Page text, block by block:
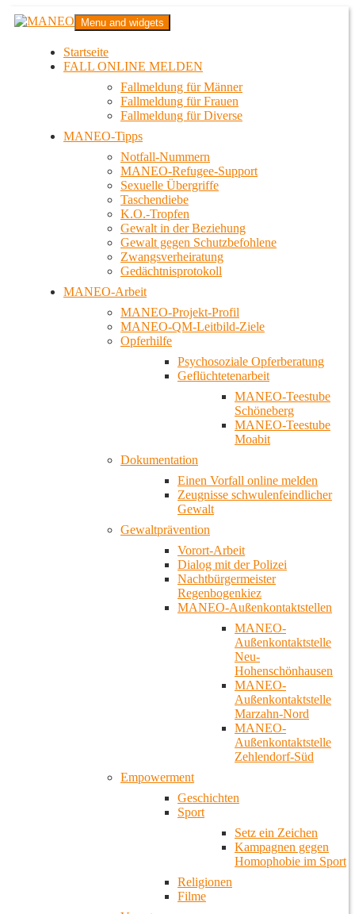
Zum
InhaltMANEO
Das schwule Anti-Gewalt-Projekt in Berlin
Menu and widgets
Startseite
FALL ONLINE MELDEN
Fallmeldung für Männer
Fallmeldung für Frauen
Fallmeldung für Diverse
MANEO-Tipps
Notfall-Nummern
MANEO-Refugee-Support
Sexuelle Übergriffe
Taschendiebe
K.O.-Tropfen
Gewalt in der Beziehung
Gewalt gegen Schutzbefohlene
Zwangsverheiratung
Gedächtnisprotokoll
MANEO-Arbeit
MANEO-Projekt-Profil
MANEO-QM-Leitbild-Ziele
Opferhilfe
Psychosoziale Opferberatung
Geflüchtetenarbeit
MANEO-Teestube
Schöneberg
MANEO-Teestube
Moabit
Dokumentation
Einen Vorfall online melden
Zeugnisse schwulenfeindlicher
Gewalt
Gewaltprävention
Vorort-Arbeit
Dialog mit der Polizei
Nachtbürgermeister
Regenbogenkiez
MANEO-Außenkontaktstellen
MANEO-
Außenkontaktstelle
Neu-
Hohenschönhausen
MANEO-
Außenkontaktstelle
Marzahn-Nord
MANEO-
Außenkontaktstelle
Zehlendorf-Süd
Empowerment
Geschichten
Sport
Setz ein Zeichen
Kampagnen gegen
Homophobie im Sport
Religionen
Filme